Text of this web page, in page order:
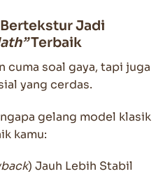
Jadi
Terbaik
cuma soal gaya, tapi juga
yang cerdas.
gelang model klasik
kamu:
) Jauh Lebih Stabil